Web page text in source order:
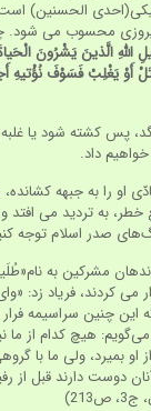
الحسنین)
پیروزی محسوب می
اللَّهِ الَّذينَ يَشْرُونَ
أَوْ يَغْلِبْ فَسَوْفَ نُؤْتيهِ
پس کشته شود یا غلبه
داد.
او را به جبهه
به تردید می
صدر اسلام توجه
مشرکین به
کردند، فریاد زد:
این چنین سراسیمه
هیچ کدام از ما
بمیرد، ولی ما با
دوست دارند قبل از